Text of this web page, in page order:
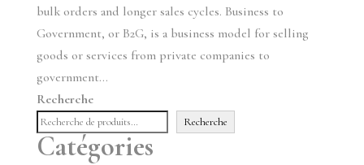
bulk orders and longer sales cycles. Business to
Government, or B2G, is a business model for selling
goods or services from private companies to
government...
Recherche
Recherche
Catégories